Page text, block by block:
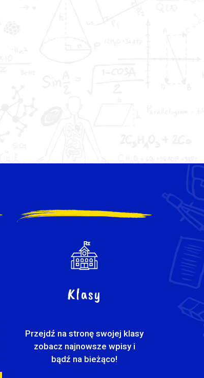
Klasy
Przejdź na stronę swojej klasy
zobacz najnowsze wpisy i
bądź na bieżąco!